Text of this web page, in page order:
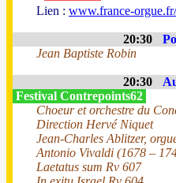
Lien : www.france-
20:30
Jean Baptiste Robin
20:30
Festival Contrepoints62
Choeur et orchestre du
Direction Hervé Niquet
Jean-Charles Ablitzer,
Antonio Vivaldi (1678 –
Laetatus sum Rv 607